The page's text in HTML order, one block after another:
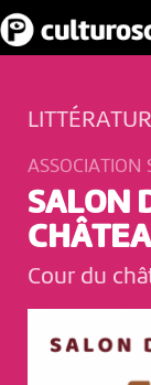
ASSOCIATION
SALON
Cour du